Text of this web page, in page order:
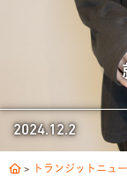
サー
就労移行
トランジッ
1日の流れ
2024.12.2
> トランジットニュ